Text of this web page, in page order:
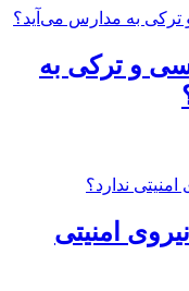
و ترکی به
امنیتی